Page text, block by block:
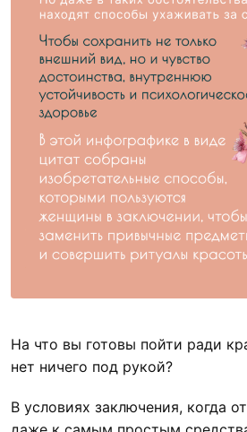
На что вы готовы пойти ради
нет ничего под рукой?
В условиях заключения, когда